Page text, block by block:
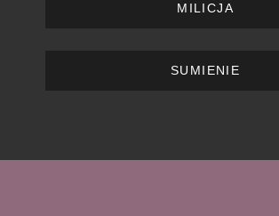
MILICJA
SUMIENIE